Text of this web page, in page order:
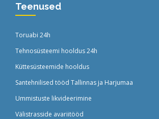
Teenused
Toruabi 24h
Tehnosüsteemi hooldus 24h
Küttesüsteemide hooldus
Santehnilised tööd Tallinnas ja Harjumaa
Ummistuste likvideerimine
Välistrasside avariitööd